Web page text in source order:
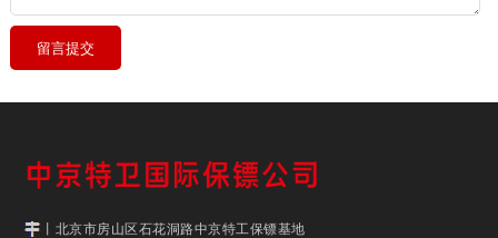
丨北京市房山区石花洞路中京特工保镖基地